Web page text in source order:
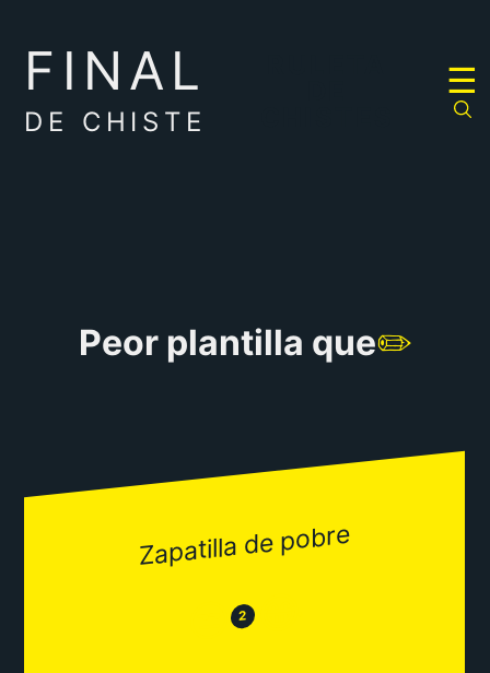
FINAL
DE CHISTE
☰
Peor plantilla que✏️
Zapatilla de pobre
😒 2 😂